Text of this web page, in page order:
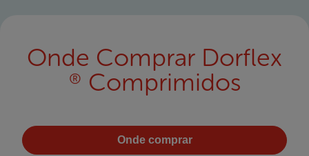
Onde Comprar Dorflex
® Comprimidos
Onde comprar